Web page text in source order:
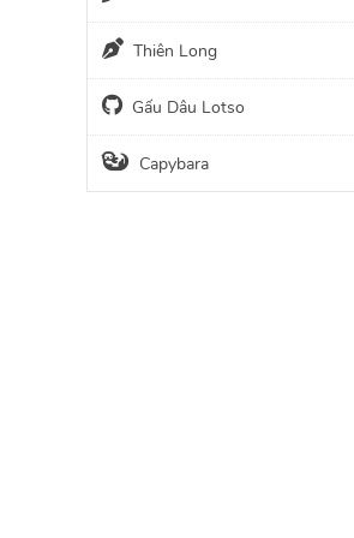
Thiên Long
Gấu Dâu Lotso
Capybara